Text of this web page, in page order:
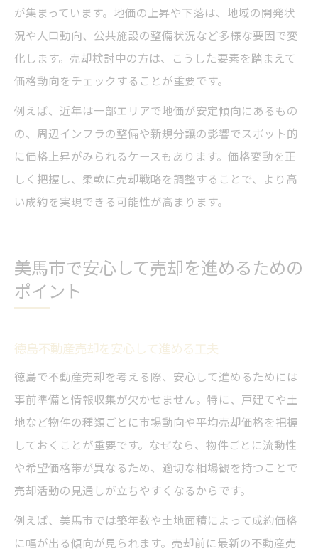
が集まっています。地価の上昇や下落は、地域の開発状
況や人口動向、公共施設の整備状況など多様な要因で変
化します。売却検討中の方は、こうした要素を踏まえて
価格動向をチェックすることが重要です。
例えば、近年は一部エリアで地価が安定傾向にあるもの
の、周辺インフラの整備や新規分譲の影響でスポット的
に価格上昇がみられるケースもあります。価格変動を正
しく把握し、柔軟に売却戦略を調整することで、より高
い成約を実現できる可能性が高まります。
美馬市で安心して売却を進めるための
ポイント
徳島不動産売却を安心して進める工夫
徳島で不動産売却を考える際、安心して進めるためには
事前準備と情報収集が欠かせません。特に、戸建てや土
地など物件の種類ごとに市場動向や平均売却価格を把握
しておくことが重要です。なぜなら、物件ごとに流動性
や希望価格帯が異なるため、適切な相場観を持つことで
売却活動の見通しが立ちやすくなるからです。
例えば、美馬市では築年数や土地面積によって成約価格
に幅が出る傾向が見られます。売却前に最新の不動産売